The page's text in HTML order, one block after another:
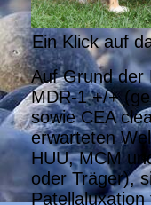
Ein Klick auf
Auf Grund der
MDR-1 +/+
sowie CEA
erwarteten
HUU, MCM
oder Träger),